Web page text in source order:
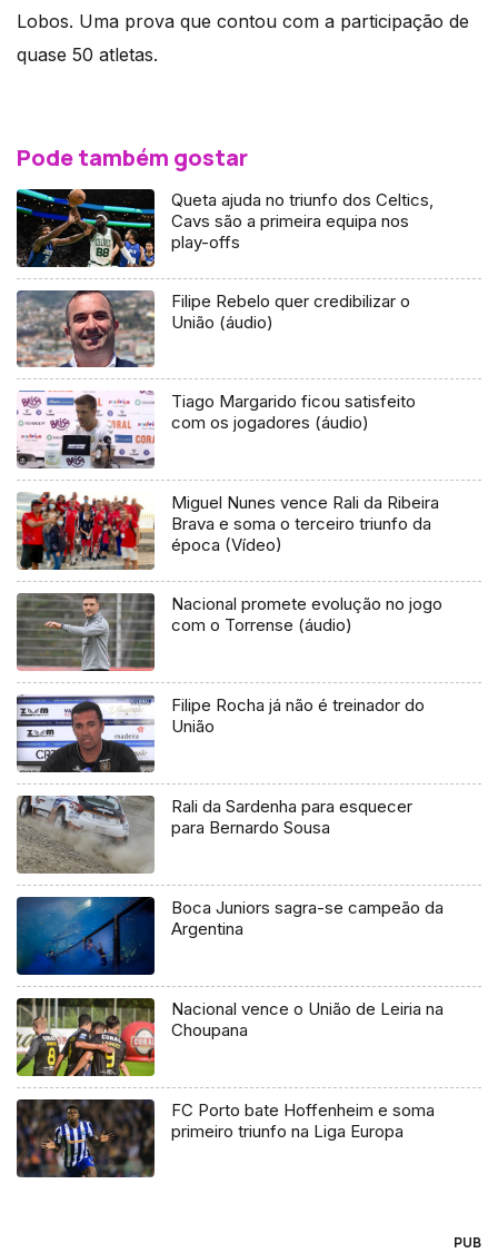
Lobos. Uma prova que contou com a participação de
quase 50 atletas.
Pode também gostar
Queta ajuda no triunfo dos Celtics,
Cavs são a primeira equipa nos
play-offs
Filipe Rebelo quer credibilizar o
União (áudio)
Tiago Margarido ficou satisfeito
com os jogadores (áudio)
Miguel Nunes vence Rali da Ribeira
Brava e soma o terceiro triunfo da
época (Vídeo)
Nacional promete evolução no jogo
com o Torrense (áudio)
Filipe Rocha já não é treinador do
União
Rali da Sardenha para esquecer
para Bernardo Sousa
Boca Juniors sagra-se campeão da
Argentina
Nacional vence o União de Leiria na
Choupana
FC Porto bate Hoffenheim e soma
primeiro triunfo na Liga Europa
PUB